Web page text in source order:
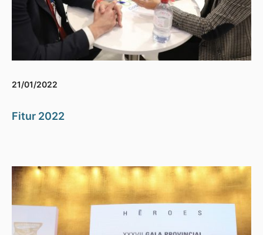
21/01/2022
Fitur 2022